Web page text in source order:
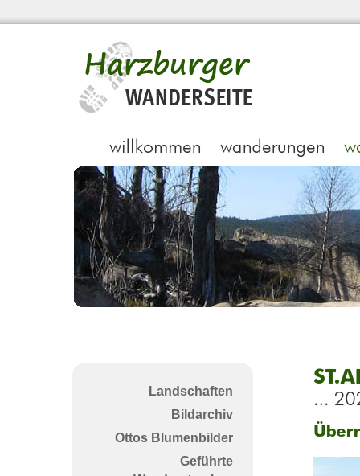
Landschaften
Bildarchiv
Ottos Blumenbilder
Geführte
-